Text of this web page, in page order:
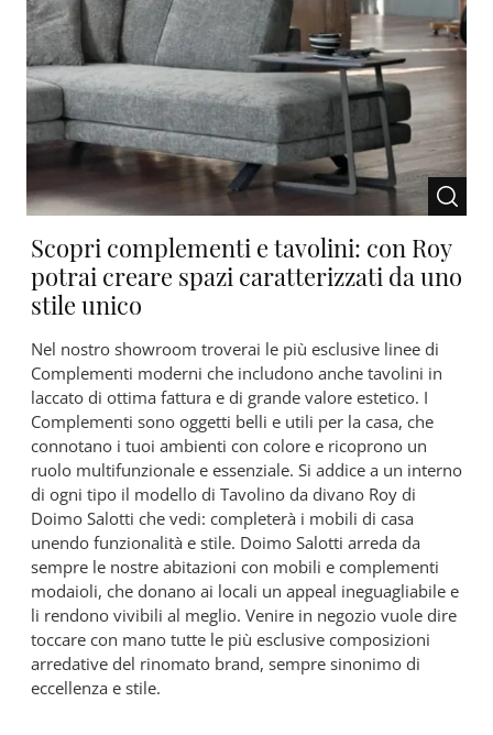
Scopri complementi e tavolini: con Roy
potrai creare spazi caratterizzati da uno
stile unico
Nel nostro showroom troverai le più esclusive linee di
Complementi moderni che includono anche tavolini in
laccato di ottima fattura e di grande valore estetico. I
Complementi sono oggetti belli e utili per la casa, che
connotano i tuoi ambienti con colore e ricoprono un
ruolo multifunzionale e essenziale. Si addice a un interno
di ogni tipo il modello di Tavolino da divano Roy di
Doimo Salotti che vedi: completerà i mobili di casa
unendo funzionalità e stile. Doimo Salotti arreda da
sempre le nostre abitazioni con mobili e complementi
modaioli, che donano ai locali un appeal ineguagliabile e
li rendono vivibili al meglio. Venire in negozio vuole dire
toccare con mano tutte le più esclusive composizioni
arredative del rinomato brand, sempre sinonimo di
eccellenza e stile.